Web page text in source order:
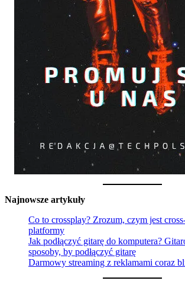
Najnowsze artykuły
Co to crossplay? Zrozum, czym jest
platformy
Jak podłączyć gitarę do komputera?
sposoby, by podłączyć gitarę
Darmowy streaming z reklamami coraz